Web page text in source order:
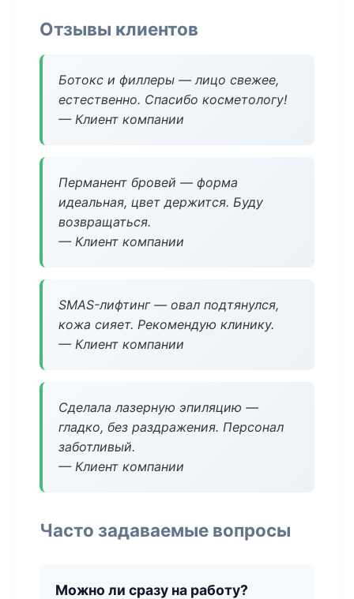
Отзывы клиентов
Ботокс и филлеры — лицо свежее,
естественно. Спасибо косметологу!
— Клиент компании
Перманент бровей — форма
идеальная, цвет держится. Буду
возвращаться.
— Клиент компании
SMAS-лифтинг — овал подтянулся,
кожа сияет. Рекомендую клинику.
— Клиент компании
Сделала лазерную эпиляцию —
гладко, без раздражения. Персонал
заботливый.
— Клиент компании
Часто задаваемые вопросы
Можно ли сразу на работу?